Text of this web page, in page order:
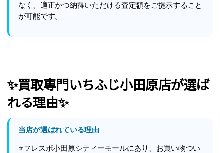
なく、適正かつ納得いただける査定額をご提示すること
が可能です。
✨買取専門いちふじ小田原店が選ば
れる理由✨
当店が選ばれている理由
⭐フレスポ小田原シティーモールにあり、お買い物つい